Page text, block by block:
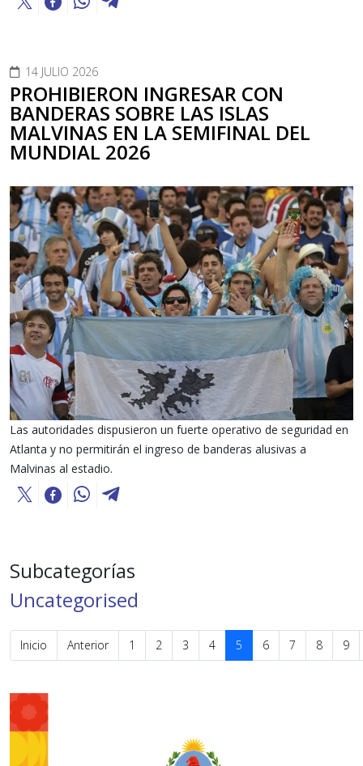
14 JULIO 2026
PROHIBIERON INGRESAR CON
BANDERAS SOBRE LAS ISLAS
MALVINAS EN LA SEMIFINAL DEL
MUNDIAL 2026
Las autoridades dispusieron un fuerte operativo de seguridad en
Atlanta y no permitirán el ingreso de banderas alusivas a
Malvinas al estadio.
Subcategorías
Uncategorised
Inicio Anterior 1 2 3 4 5 6 7 8 9